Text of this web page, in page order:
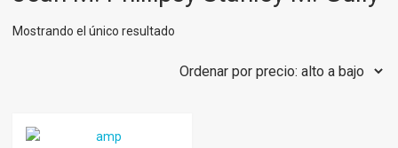
Mostrando el único resultado